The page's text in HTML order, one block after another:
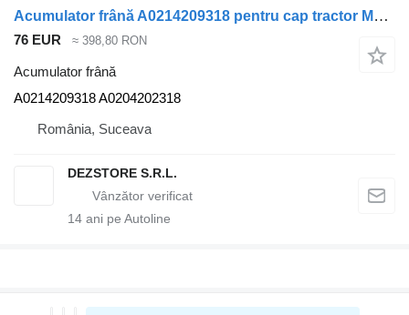
Acumulator frână A0214209318 pentru cap tractor Mercedes-Benz ACTROS MP4
76 EUR ≈ 398,80 RON
Acumulator frână
A0214209318 A0204202318
România, Suceava
DEZSTORE S.R.L.
14 ani pe Autoline